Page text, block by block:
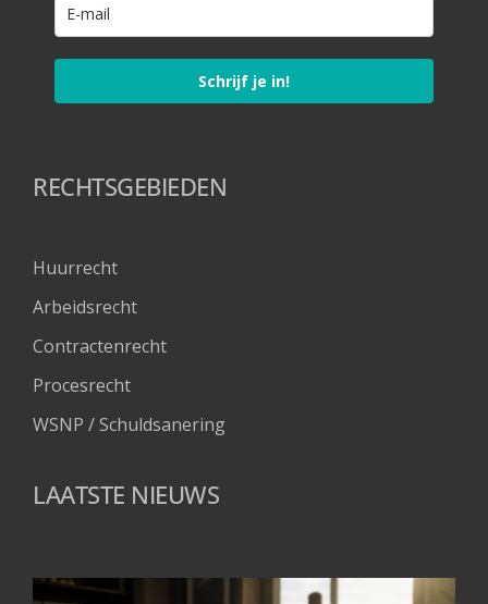
Schrijf je in!
RECHTSGEBIEDEN
Huurrecht
Arbeidsrecht
Contractenrecht
Procesrecht
WSNP / Schuldsanering
LAATSTE NIEUWS